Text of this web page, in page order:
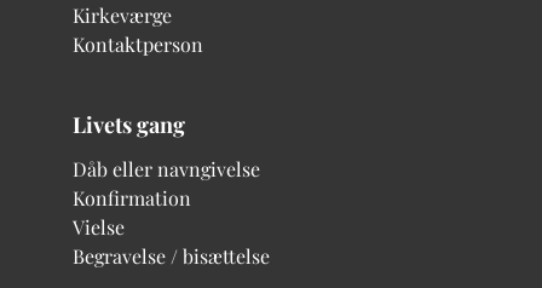
Kirkeværge
Kontaktperson
Livets gang
Dåb eller navngivelse
Konfirmation
Vielse
Begravelse / bisættelse